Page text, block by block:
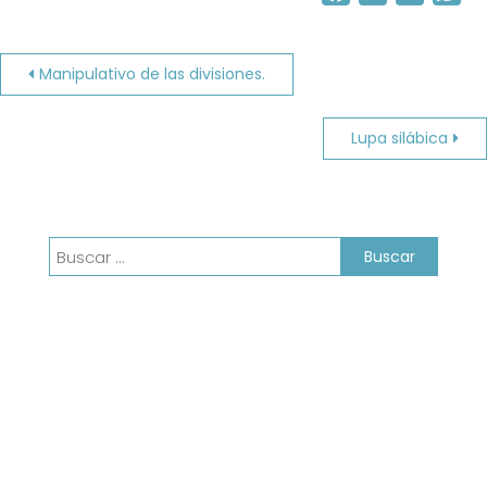
Navegación
Manipulativo de las divisiones.
Lupa silábica
Buscar: